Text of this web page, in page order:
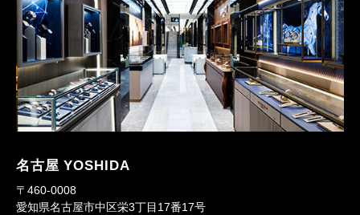
名古屋 YOSHIDA
〒460-0008
愛知県名古屋市中区栄3丁目17番17号